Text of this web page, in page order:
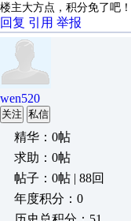
楼主大方点，积分免了吧！
回复 引用 举报
wen520
关注 私信
精华：0帖
求助：0帖
帖子：0帖 | 88回
年度积分：0